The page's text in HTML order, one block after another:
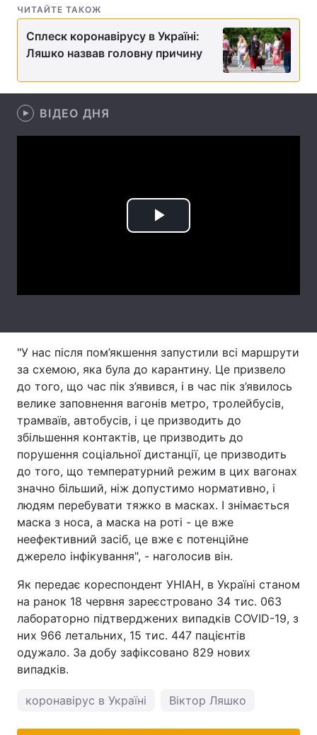
Зброя Інциденти
Здоров'я Туризм
Цікавинки
Статті
Послуги
Тема оформлення
ЧИТАЙТЕ ТАКОЖ
Сплеск коронавірусу в Україні:
Ляшко назвав головну причину
ВІДЕО ДНЯ
Play
"У нас після пом’якшення запустили всі маршрути
за схемою, яка була до карантину. Це призвело
до того, що час пік з’явився, і в час пік з’явилось
велике заповнення вагонів метро, тролейбусів,
трамваїв, автобусів, і це призводить до
збільшення контактів, це призводить до
порушення соціальної дистанції, це призводить
до того, що температурний режим в цих вагонах
значно більший, ніж допустимо нормативно, і
людям перебувати тяжко в масках. І знімається
маска з носа, а маска на роті - це вже
неефективний засіб, це вже є потенційне
джерело інфікування", - наголосив він.
Як передає кореспондент УНІАН, в Україні станом
на ранок 18 червня зареєстровано 34 тис. 063
лабораторно підтверджених випадків COVID-19, з
них 966 летальних, 15 тис. 447 пацієнтів
одужало. За добу зафіксовано 829 нових
випадків.
коронавірус в Україні Віктор Ляшко